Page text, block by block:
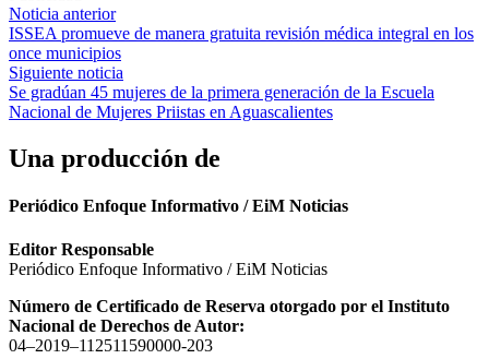
Navegación
de
entradas
Noticia anterior
ISSEA promueve de manera gratuita revisión médica integral en los
once municipios
Siguiente noticia
Se gradúan 45 mujeres de la primera generación de la Escuela
Nacional de Mujeres Priistas en Aguascalientes
Una producción de
Periódico Enfoque Informativo / EiM Noticias
Editor Responsable
Periódico Enfoque Informativo / EiM Noticias
Número de Certificado de Reserva otorgado por el Instituto
Nacional de Derechos de Autor:
04–2019–112511590000-203